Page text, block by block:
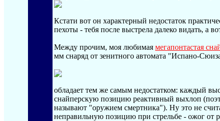
Кстати вот он характерный недостаток
пехоты - тебя после выстрела далеко видать, а
Между прочим, моя любимая мегапонтастая
мм снаряд от зенитного автомата "Испано-
обладает тем же самым недостатком: каждый
снайперскую позицию реактивный выхлоп
называют "оружием смертника"). Ну это не
неправильную позицию при стрельбе - ожог от